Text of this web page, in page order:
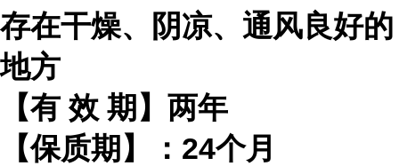
存在干燥、阴凉、通风良好的
地方
【有 效 期】两年
【保质期】： 24个月